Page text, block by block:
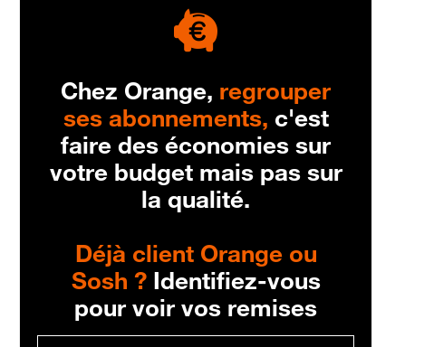
Chez Orange, regrouper
ses abonnements, c'est
faire des économies sur
votre budget mais pas sur
la qualité.
Déjà client Orange ou
Sosh ?Identifiez-vous
pour voir vos remises